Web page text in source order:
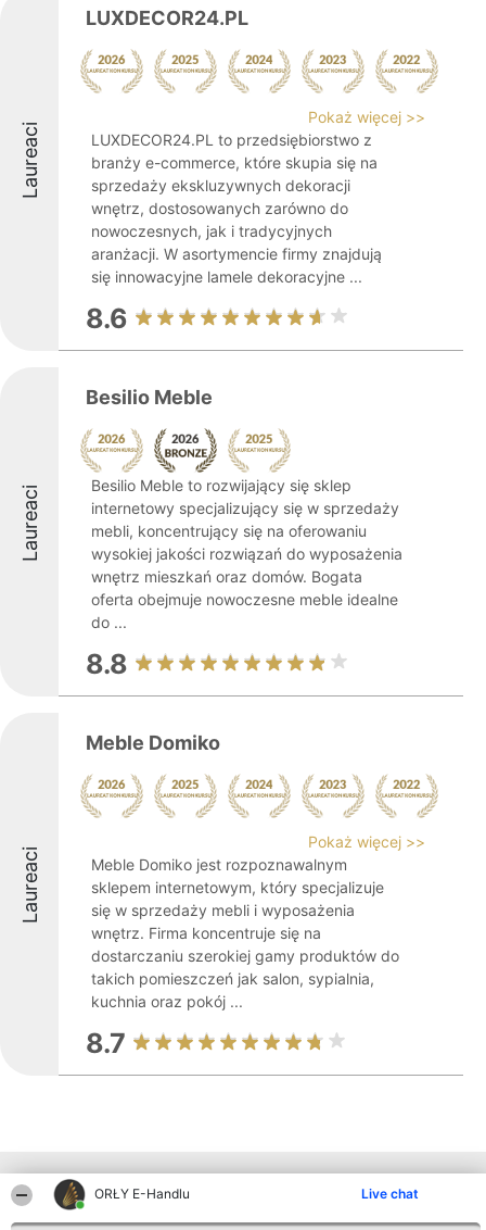
ORŁY E-Handlu Live chat
Laureaci
LUXDECOR24.PL
Pokaż więcej >>
LUXDECOR24.PL to przedsiębiorstwo z
branży e-commerce, które skupia się na
sprzedaży ekskluzywnych dekoracji
wnętrz, dostosowanych zarówno do
nowoczesnych, jak i tradycyjnych
aranżacji. W asortymencie firmy znajdują
się innowacyjne lamele dekoracyjne ...
8.6
Laureaci
Besilio Meble
Besilio Meble to rozwijający się sklep
internetowy specjalizujący się w sprzedaży
mebli, koncentrujący się na oferowaniu
wysokiej jakości rozwiązań do wyposażenia
wnętrz mieszkań oraz domów. Bogata
oferta obejmuje nowoczesne meble idealne
do ...
8.8
Laureaci
Meble Domiko
Pokaż więcej >>
Meble Domiko jest rozpoznawalnym
sklepem internetowym, który specjalizuje
się w sprzedaży mebli i wyposażenia
wnętrz. Firma koncentruje się na
dostarczaniu szerokiej gamy produktów do
takich pomieszczeń jak salon, sypialnia,
kuchnia oraz pokój ...
8.7
Inne firmy z województwa